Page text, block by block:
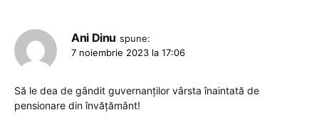
Ani Dinu spune:
7 noiembrie 2023 la 17:06
Să le dea de gândit guvernanților vârsta înaintată de
pensionare din învățământ!